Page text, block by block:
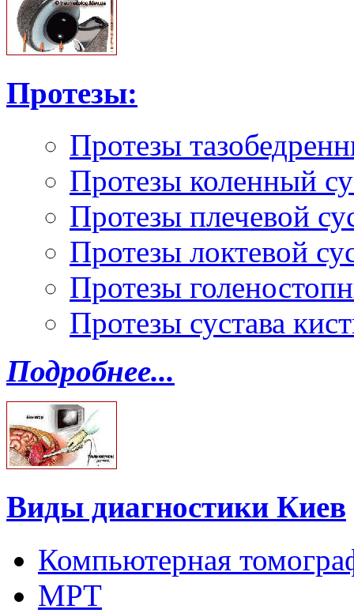
Протезы:
Протезы
Протезы коленный
Протезы плечевой
Протезы локтевой
Протезы
Протезы сустава
Подробнее...
Виды диагностики Киев
Компьютерная
МРТ